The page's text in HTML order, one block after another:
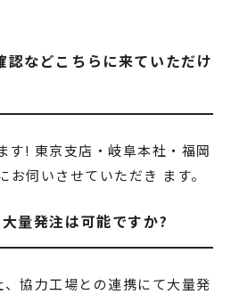
認などこちらに来ていただけ
す! 東京支店・岐阜本社・福岡
お伺いさせていただき ます。
量発注は可能ですか?
協力工場との連携にて大量発